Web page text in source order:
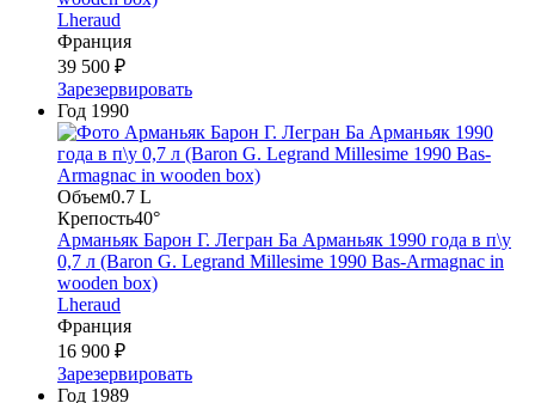
Lheraud
Франция
39 500 ₽
Зарезервировать
Год 1990
Объем0.7 L
Крепость40°
Арманьяк Барон Г. Легран Ба Арманьяк 1990 года в п\у
0,7 л (Baron G. Legrand Millesime 1990 Bas-Armagnac in
wooden box)
Lheraud
Франция
16 900 ₽
Зарезервировать
Год 1989